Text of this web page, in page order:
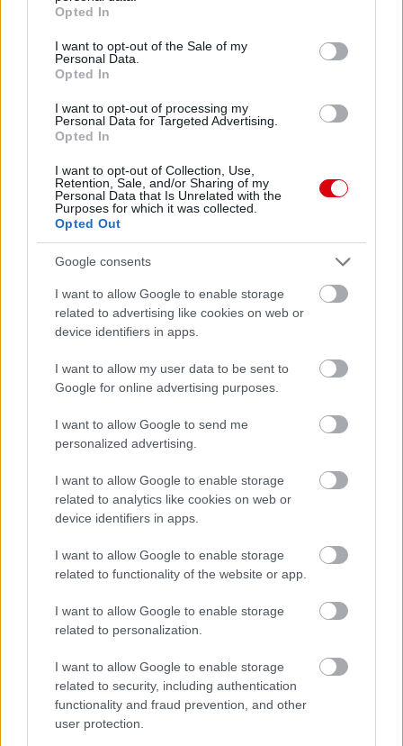
use your data for below specified purposes in below Google
consent section.
Opted In
I want to opt-out of the Sale of my
Personal Data.
Opted In
I want to opt-out of processing my
Personal Data for Targeted Advertising.
Opted In
I want to opt-out of Collection, Use,
Retention, Sale, and/or Sharing of my
Personal Data that Is Unrelated with the
Purposes for which it was collected.
Opted Out
Google consents
I want to allow Google to enable storage
related to advertising like cookies on web or
device identifiers in apps.
I want to allow my user data to be sent to
Google for online advertising purposes.
I want to allow Google to send me
personalized advertising.
I want to allow Google to enable storage
related to analytics like cookies on web or
device identifiers in apps.
I want to allow Google to enable storage
related to functionality of the website or app.
I want to allow Google to enable storage
related to personalization.
I want to allow Google to enable storage
related to security, including authentication
functionality and fraud prevention, and other
user protection.
Meccs Center
Paris Saint-Germain
Manchester United
Felkészülési szezon 4. mérkőzés
Nya Ullevi, Göteborg
2026-08-08 17:00
2 nap 12 óra 53 perc 55 másodperc
Leeds Unitedvs Manchester United2026-08-12 20:30
ELŐZŐ MÉRKŐZÉSEK